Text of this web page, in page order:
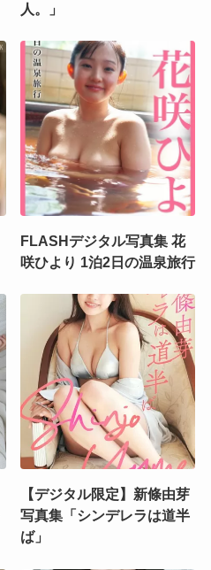
人。」
FLASHデジタル写真集 花
咲ひより 1泊2日の温泉旅行
【デジタル限定】新條由芽
写真集「シンデレラは道半
ば」